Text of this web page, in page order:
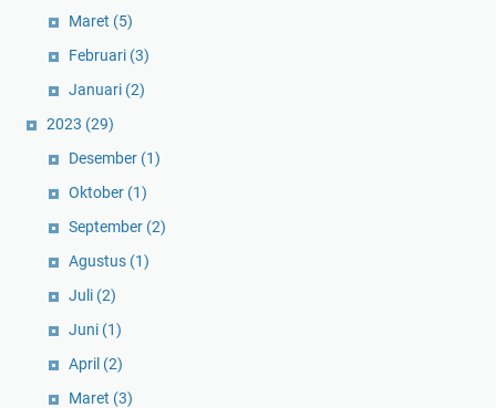
Maret (5)
Februari (3)
Januari (2)
2023 (29)
Desember (1)
Oktober (1)
September (2)
Agustus (1)
Juli (2)
Juni (1)
April (2)
Maret (3)